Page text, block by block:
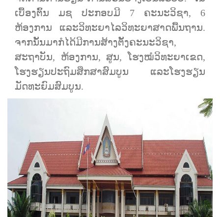
ເບື້ອງຕົ້ນ ມຊ ປະກອບມີ 7 ຄະນະວິຊາ, 6
ຫ້ອງການ ແລະວິທະຍາໄລວິທະຍາສາດພື້ນຖານ.
ຈາກນັ້ນມາກໍໄດ້ມີການສ້າງຕັ້ງຄະນະວິຊາ,
ສະຖາບັນ, ຫ້ອງການ, ສູນ, ໂຮງໝໍວິທະຍາເຂດ,
ໂຮງຮຽນປະຖົມສຶກສາສົມບູນ ແລະໂຮງຮຽນ
ມັດທະຍົມສົມບູນ.